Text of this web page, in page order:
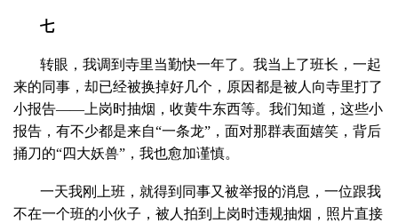
七
转眼，我调到寺里当勤快一年了。我当上了班长，一起
来的同事，却已经被换掉好几个，原因都是被人向寺里打了
小报告——上岗时抽烟，收黄牛东西等。我们知道，这些小
报告，有不少都是来自“一条龙”，面对那群表面嬉笑，背后
捅刀的“四大妖兽”，我也愈加谨慎。
一天我刚上班，就得到同事又被举报的消息，一位跟我
不在一个班的小伙子，被人拍到上岗时违规抽烟，照片直接